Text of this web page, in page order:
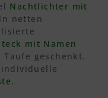
Nachtlichter mit
netten
mit Namen
geschenkt.
.